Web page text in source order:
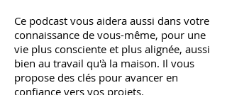
Ce podcast vous aidera aussi dans votre
connaissance de vous-même, pour une
vie plus consciente et plus alignée, aussi
bien au travail qu'à la maison. Il vous
propose des clés pour avancer en
confiance vers vos projets.